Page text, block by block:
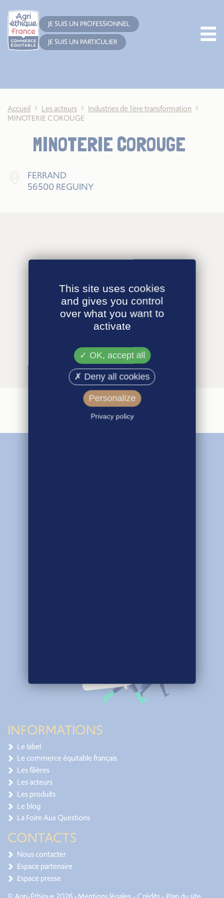
JE SUIS UN PROFESSIONNEL
JE SUIS UN PARTICULIER
Accueil Les acteurs
Industries de 1ère transformation
MINOTERIE COROUGE
MINOTERIE COROUGE
FERRAND
56500 REGUINY
INFORMATIONS
Le label
Le commerce équitable français
Les filières
Les acteurs
Les produits
Le blog
La Foire Aux Questions
CONTACTS
Nous contacter
Espace partenaire
Espace presse
This site uses cookies
and gives you control
over what you want to
activate
OK, accept all
Deny all cookies
Personalize
Privacy policy